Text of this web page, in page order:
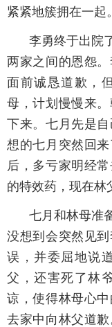
紧紧地簇拥在一起。
李勇终于出院
两家之间的恩怨
面前诚恳道歉，
母，计划慢慢来
下来。七月先是
想的七月突然回
后，多亏家明经
的特效药，现在林
七月和林母准
没想到会突然见
误，并委屈地说
父，还害死了林
谅，使得林母心
去家中向林父道